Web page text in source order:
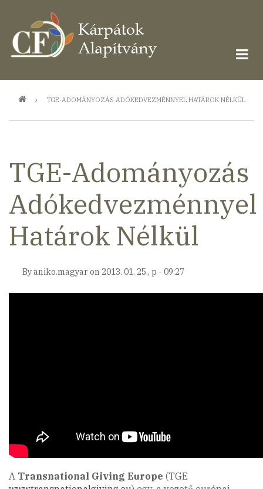
tartalomra
MorzsaTGE-ADOMÁNYOZÁS ADÓKEDVEZMÉNNYEL HATÁROK NÉLKÜL
TGE-Adományozás
Adókedvezménnyel
Határok Nélkül
Byaniko.magyar on 2013. 01. 25., p - 09:27
A Transnational Giving Europe (TGE